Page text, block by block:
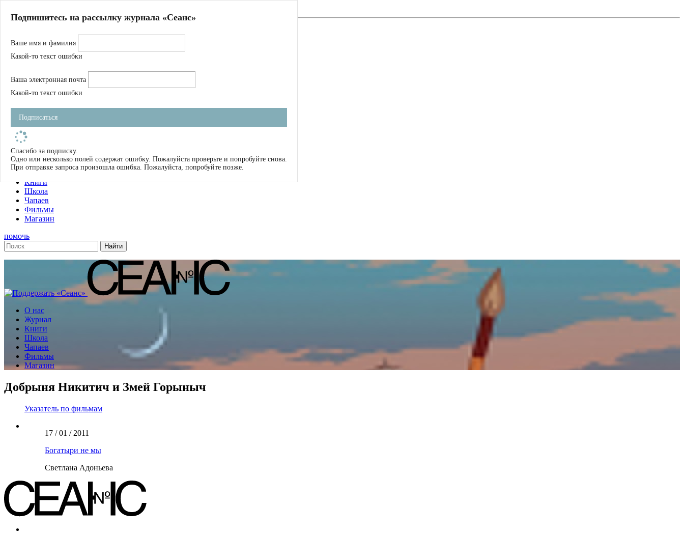
Магазин
Журнал
Школа
Устав
Фильмы
Имена
Тэги
О нас
Журнал
Книги
Школа
Чапаев
Фильмы
Магазин
помочь
О нас
Журнал
Книги
Школа
Чапаев
Фильмы
Магазин
Добрыня Никитич и Змей Горыныч
Указатель по фильмам
17 / 01 / 2011
Богатыри не мы
Светлана Адоньева
Подпишитесь на рассылку журнала «Сеанс»
Ваше имя и фамилия
Какой-то текст ошибки
Ваша электронная почта
Какой-то текст ошибки
Подписаться
Спасибо за подписку.
Одно или несколько полей содержат ошибку. Пожалуйста проверьте и попробуйте снова.
При отправке запроса произошла ошибка. Пожалуйста, попробуйте позже.